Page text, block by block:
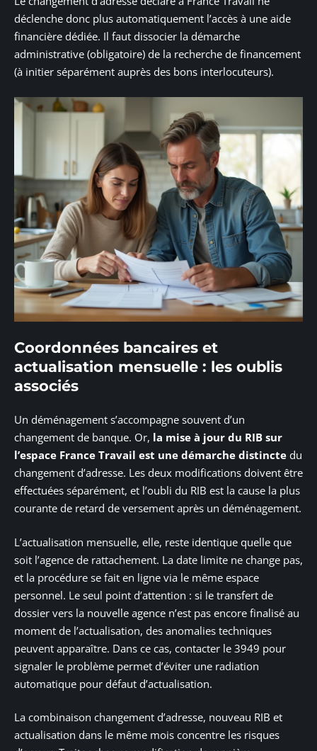
déclenche donc plus automatiquement l’accès à une aide
financière dédiée. Il faut dissocier la démarche
administrative (obligatoire) de la recherche de financement
(à initier séparément auprès des bons interlocuteurs).
Coordonnées bancaires et
actualisation mensuelle : les oublis
associés
Un déménagement s’accompagne souvent d’un
changement de banque. Or, la mise à jour du RIB sur
l’espace France Travail est une démarche distincte du
changement d’adresse. Les deux modifications doivent être
effectuées séparément, et l’oubli du RIB est la cause la plus
courante de retard de versement après un déménagement.
L’actualisation mensuelle, elle, reste identique quelle que
soit l’agence de rattachement. La date limite ne change pas,
et la procédure se fait en ligne via le même espace
personnel. Le seul point d’attention : si le transfert de
dossier vers la nouvelle agence n’est pas encore finalisé au
moment de l’actualisation, des anomalies techniques
peuvent apparaître. Dans ce cas, contacter le 3949 pour
signaler le problème permet d’éviter une radiation
automatique pour défaut d’actualisation.
La combinaison changement d’adresse, nouveau RIB et
actualisation dans le même mois concentre les risques